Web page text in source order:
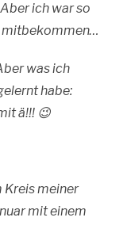
ich war so
mitbekommen…
was ich
habe:
ä!!! 😉
Kreis meiner
mit einem